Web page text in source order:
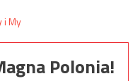
Polonia!